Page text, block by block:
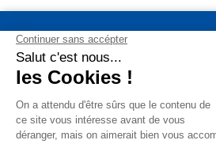
NOS PRODUITS
NOTRE SOCIÉTÉ
VOTRE COMPTE